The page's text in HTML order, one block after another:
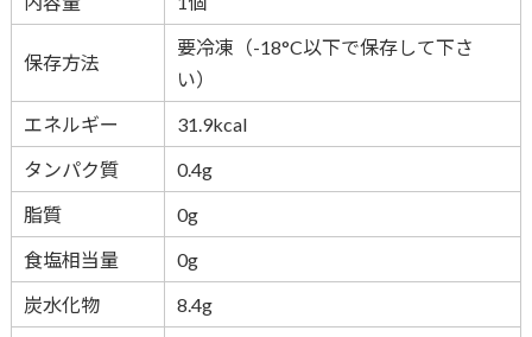
保存方法
要冷凍（-18°C以下で保存して下さ
い）
エネルギー
31.9kcal
タンパク質
0.4g
脂質
0g
食塩相当量
0g
炭水化物
8.4g